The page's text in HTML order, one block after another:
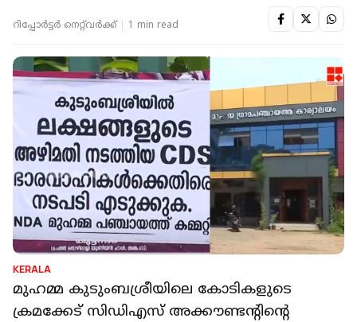
റിപ്പോർട്ടർ നെറ്റ്‌വര്‍ക്ക്‌ 1 min read
KERALA
മുഹമ്മ കുടുംബശ്രീയിലെ കോടികളുടെ
ക്രമക്കേട് സിഡിഎസ് അക്കൗണ്ടന്റിന്റെ